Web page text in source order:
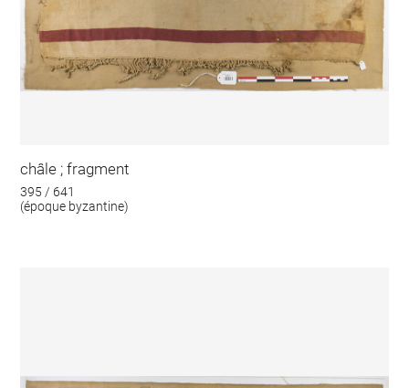
châle ; fragment
395 / 641
(époque byzantine)